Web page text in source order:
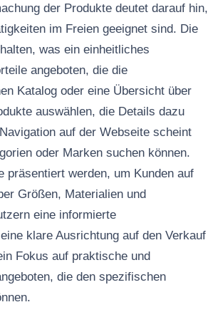
der Produkte deutet darauf hin,
im Freien geeignet sind. Die
was ein einheitliches
angeboten, die die
Katalog oder eine Übersicht über
auswählen, die Details dazu
auf der Webseite scheint
oder Marken suchen können.
präsentiert werden, um Kunden auf
Größen, Materialien und
eine informierte
klare Ausrichtung auf den Verkauf
Fokus auf praktische und
die den spezifischen